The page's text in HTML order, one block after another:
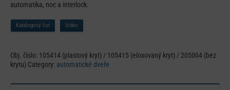
automatika, noc a interlock.
Katalogový list Video
Obj. číslo: 105414 (plastový kryt) / 105415 (eloxovaný kryt) / 205004 (bez
krytu) Category: automatické dveře